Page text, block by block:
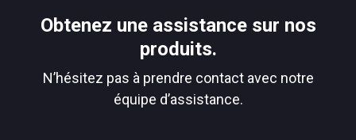
Obtenez une assistance sur nos
produits.
N’hésitez pas à prendre contact avec notre
équipe d’assistance.